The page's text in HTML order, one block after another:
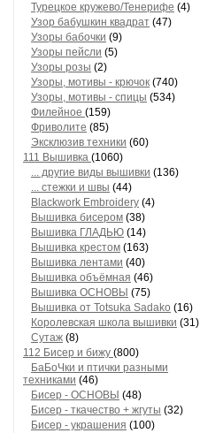
Турецкое кружево/Тенерифе (4)
Узор бабушкин квадрат (47)
Узоры бабочки (9)
Узоры пейсли (5)
Узоры розы (2)
Узоры, мотивы - крючок (740)
Узоры, мотивы - спицы (534)
Филейное (159)
Фриволите (85)
Эксклюзив техники (60)
111 Вышивка (1060)
... другие виды вышивки (136)
... стежки и швы (44)
Blackwork Embroidery (4)
Вышивка бисером (38)
Вышивка ГЛАДЬЮ (14)
Вышивка крестом (163)
Вышивка лентами (40)
Вышивка объёмная (46)
Вышивка ОСНОВЫ (75)
Вышивка от Totsuka Sadako (16)
Королевская школа вышивки (31)
Сутаж (8)
112 Бисер и бижу (800)
БаБоЧки и птички разными
техниками (46)
Бисер - ОСНОВЫ (48)
Бисер - ткачество + жгуты (32)
Бисер - украшения (100)